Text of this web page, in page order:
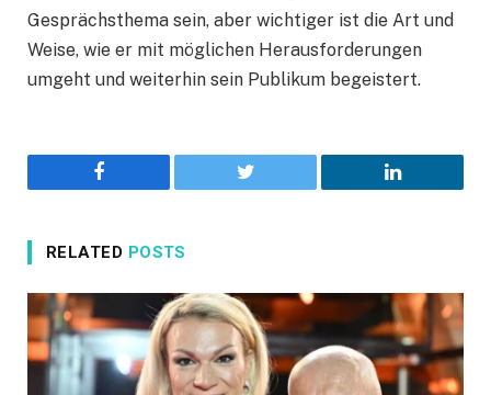
Gesprächsthema sein, aber wichtiger ist die Art und
Weise, wie er mit möglichen Herausforderungen
umgeht und weiterhin sein Publikum begeistert.
Facebook Twitter LinkedIn
RELATED POSTS